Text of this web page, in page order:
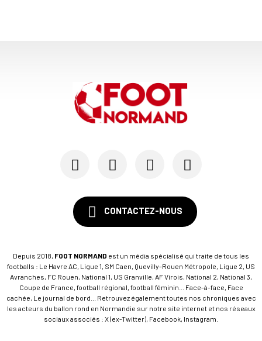
CONTACTEZ-NOUS
Depuis 2018, FOOT NORMAND est un média spécialisé qui traite de tous les
footballs : Le Havre AC, Ligue 1, SM Caen, Quevilly-Rouen Métropole, Ligue 2, US
Avranches, FC Rouen, National 1, US Granville, AF Virois, National 2, National 3,
Coupe de France, football régional, football féminin... Face-à-face, Face
cachée, Le journal de bord... Retrouvez également toutes nos chroniques avec
les acteurs du ballon rond en Normandie sur notre site internet et nos réseaux
sociaux associés : X (ex-Twitter), Facebook, Instagram.